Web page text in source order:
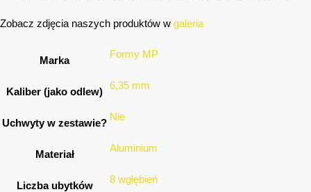
Zobacz zdjęcia naszych produktów w galeria
Marka
Formy MP
Kaliber (jako odlew)
6,35 mm
Uchwyty w zestawie?
Nie
Materiał
Aluminium
Liczba ubytków
8 wgłębień